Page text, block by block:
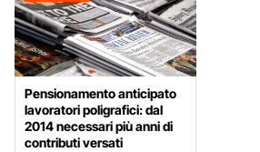
Pensionamento anticipato
lavoratori poligrafici: dal
2014 necessari più anni di
contributi versati